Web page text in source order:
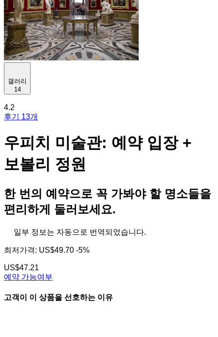
갤러리
14
4.2
후기 13개
우피치 미술관: 예약 입장 +
보볼리 정원
한 번의 예약으로 꼭 가봐야 할 명소들을
편리하게 둘러보세요.
일부 정보는 자동으로 번역되었습니다.
최저가격: US$49.70 -5%
US$47.21
예약 가능여부
고객이 이 상품을 선호하는 이유